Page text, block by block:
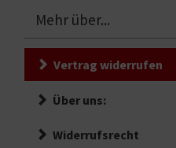
Mehr über...
Vertrag widerrufen
Über uns:
Widerrufsrecht